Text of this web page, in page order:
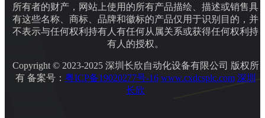
所有者的财产，网站上使用的所有产品描绘、描述或销售具
有这些名称、商标、品牌和徽标的产品仅用于识别目的，并
不表示与任何权利持有人有任何从属关系或获得任何权利持
有人的授权。
Copyright © 2023-2025 深圳长欣自动化设备有限公司 版权所
有 备案号： 粤ICP备19020277号-16 www.cxdcsplc.com 深圳
长欣